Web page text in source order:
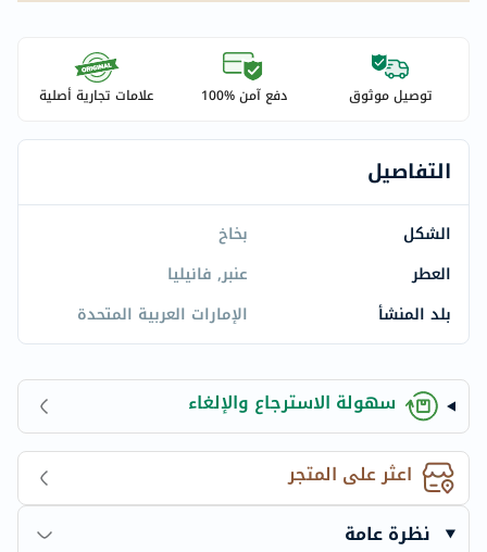
توصيل موثوق دفع آمن %100 علامات تجارية أصلية
التفاصيل
الشكل
بخاخ
العطر
عنبر, فانيليا
بلد المنشأ
الإمارات العربية المتحدة
سهولة الاسترجاع والإلغاء
اعثر على المتجر
نظرة عامة